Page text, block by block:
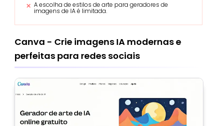
A escolha de estilos de arte para geradores de
imagens de IA é limitada.
Canva - Crie imagens IA modernas e
perfeitas para redes sociais